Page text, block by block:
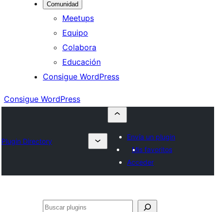
Comunidad
Meetups
Equipo
Colabora
Educación
Consigue WordPress
Consigue WordPress
Plugin Directory
Envía un plugin
Mis favoritos
Acceder
Buscar